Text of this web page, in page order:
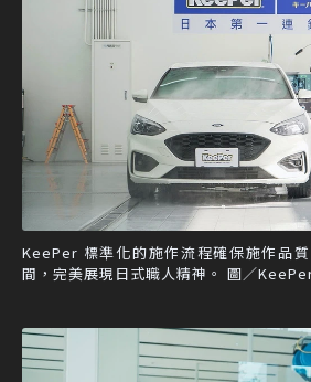
KeePer 標準化的施作流程確保施作品
間，完美展現日式職人精神。 圖／